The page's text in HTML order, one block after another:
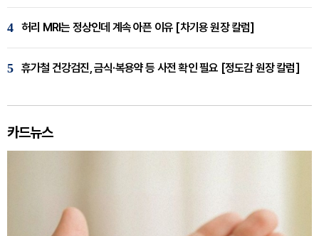
4 허리 MRI는 정상인데 계속 아픈 이유 [차기용 원장 칼럼]
5 휴가철 건강검진, 금식·복용약 등 사전 확인 필요 [정도감 원장 칼럼]
카드뉴스